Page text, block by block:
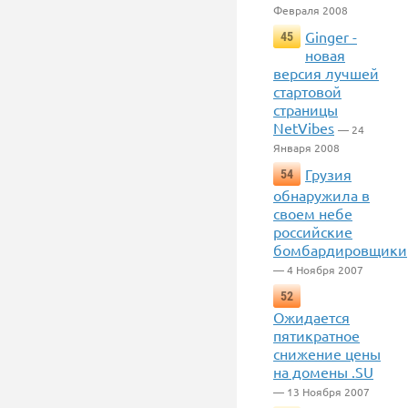
Февраля 2008
45
Ginger -
новая
версия лучшей
стартовой
страницы
NetVibes — 24
Января 2008
54
Грузия
обнаружила в
своем небе
российские
бомбардировщики
— 4 Ноября 2007
52
Ожидается
пятикратное
снижение цены
на домены .SU
— 13 Ноября 2007